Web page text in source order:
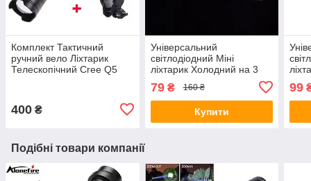
Комплект Тактичний
ручний вело Ліхтарик
Телескопічний Cree Q5
400 ₴
Універсальний
світлодіодний Міні
ліхтарик Холодний на 3
світлодіоди, USB лампа,
брелок, LED світильник,
нічник
79₴ 160 ₴
Купити
99
Подібні товари компанії